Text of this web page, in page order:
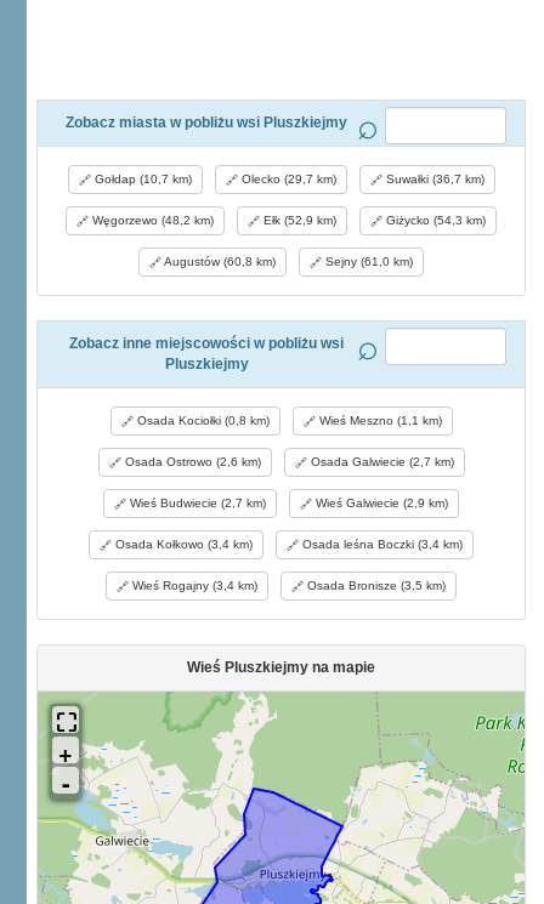
Zobacz miasta w pobliżu wsi Pluszkiejmy
Gołdap (10,7 km) Olecko (29,7 km) Suwałki (36,7 km)
Węgorzewo (48,2 km) Ełk (52,9 km) Giżycko (54,3 km)
Augustów (60,8 km) Sejny (61,0 km)
Zobacz inne miejscowości w pobliżu wsi
Pluszkiejmy
Osada Kociołki (0,8 km) Wieś Meszno (1,1 km)
Osada Ostrowo (2,6 km) Osada Galwiecie (2,7 km)
Wieś Budwiecie (2,7 km) Wieś Galwiecie (2,9 km)
Osada Kołkowo (3,4 km) Osada leśna Boczki (3,4 km)
Wieś Rogajny (3,4 km) Osada Bronisze (3,5 km)
Wieś Pluszkiejmy na mapie